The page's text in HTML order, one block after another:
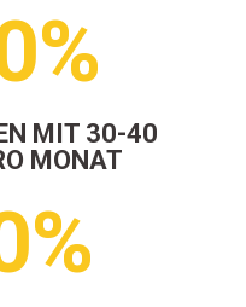
MIT 30-40
MONAT